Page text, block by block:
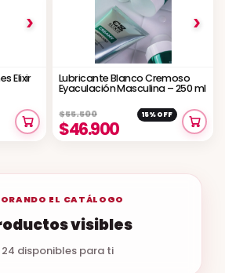
›
Elixir
›
Lubricante Blanco Cremoso
Eyaculación Masculina – 250 ml
$55.500 15% OFF
$46.900
EL CATÁLOGO
visibles
24 disponibles para ti